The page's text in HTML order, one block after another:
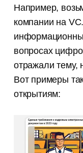
Например,
компании на
вопросах
отражали тему,
Вот примеры
открытиям: